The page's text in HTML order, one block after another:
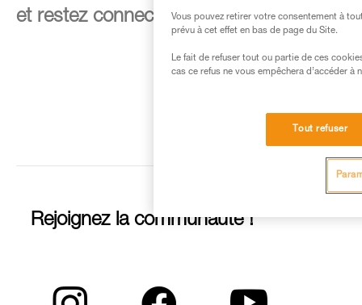
et restez connecté à notre actualité
Rejoignez la communauté !
Vous pouvez retirer votre consentement à
prévu à cet effet en bas de page du Site.
Le fait de refuser tout ou partie de ces
cas ce refus ne vous empêchera d’accéder à
Tout refuser